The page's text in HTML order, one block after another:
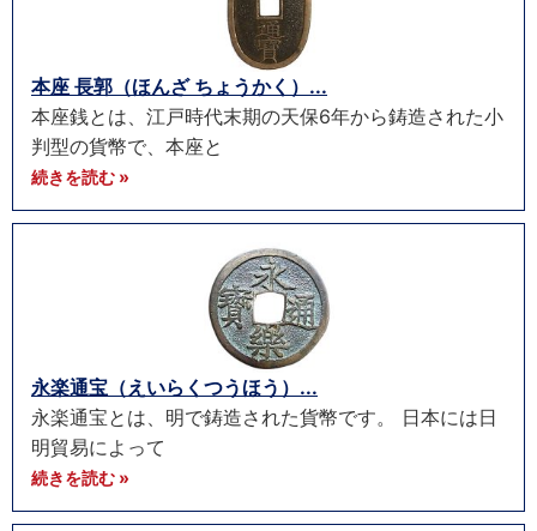
本座 長郭（ほんざ ちょうかく）...
本座銭とは、江戸時代末期の天保6年から鋳造された小
判型の貨幣で、本座と
続きを読む »
永楽通宝（えいらくつうほう）...
永楽通宝とは、明で鋳造された貨幣です。 日本には日
明貿易によって
続きを読む »